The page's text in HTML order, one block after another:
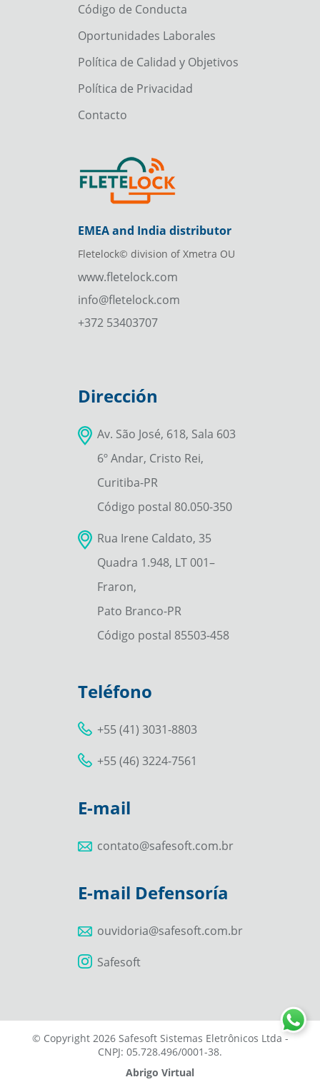
Código de Conducta
Oportunidades Laborales
Política de Calidad y Objetivos
Política de Privacidad
Contacto
EMEA and India distributor
Fletelock© division of Xmetra OU
www.fletelock.com
info@fletelock.com
+372 53403707
Dirección
Av. São José, 618, Sala 603
6º Andar, Cristo Rei,
Curitiba-PR
Código postal 80.050-350
Rua Irene Caldato, 35
Quadra 1.948, LT 001–
Fraron,
Pato Branco-PR
Código postal 85503-458
Teléfono
+55 (41) 3031-8803
+55 (46) 3224-7561
E-mail
contato@safesoft.com.br
E-mail Defensoría
ouvidoria@safesoft.com.br
Safesoft
© Copyright 2026 Safesoft Sistemas Eletrônicos Ltda -
CNPJ: 05.728.496/0001-38.
Abrigo Virtual